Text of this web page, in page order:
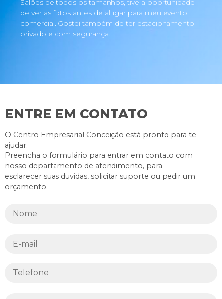
Salões de todos os tamanhos, tive a oportunidade
de ver as fotos antes de alugar para meu evento
comercial. Gostei também de ter estacionamento
privado e com segurança.
ENTRE EM CONTATO
O Centro Empresarial Conceição está pronto para te
ajudar.
Preencha o formulário para entrar em contato com
nosso departamento de atendimento, para
esclarecer suas duvidas, solicitar suporte ou pedir um
orçamento.